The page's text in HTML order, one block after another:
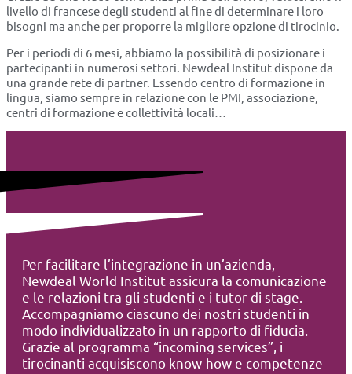
livello di francese degli studenti al fine di determinare i loro
bisogni ma anche per proporre la migliore opzione di tirocinio.
Per i periodi di 6 mesi, abbiamo la possibilità di posizionare i
partecipanti in numerosi settori. Newdeal Institut dispone da
una grande rete di partner. Essendo centro di formazione in
lingua, siamo sempre in relazione con le PMI, associazione,
centri di formazione e collettività locali…
Per facilitare l’integrazione in un’azienda,
Newdeal World Institut assicura la comunicazione
e le relazioni tra gli studenti e i tutor di stage.
Accompagniamo ciascuno dei nostri studenti in
modo individualizzato in un rapporto di fiducia.
Grazie al programma “incoming services”, i
tirocinanti acquisiscono know-how e competenze